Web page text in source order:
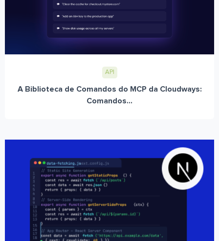
API
A Biblioteca de Comandos do MCP da Cloudways:
Comandos...